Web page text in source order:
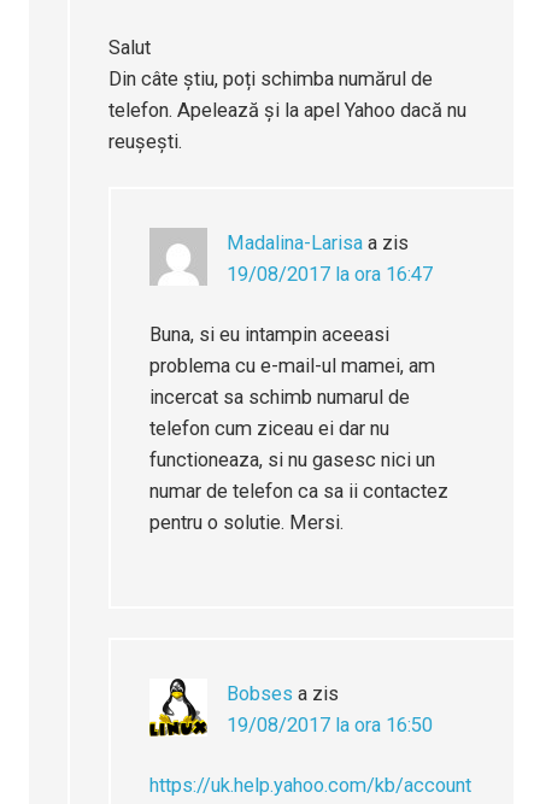
Salut
Din câte știu, poți schimba numărul de
telefon. Apelează și la apel Yahoo dacă nu
reușești.
Madalina-Larisa a zis
19/08/2017 la ora 16:47
Buna, si eu intampin aceeasi
problema cu e-mail-ul mamei, am
incercat sa schimb numarul de
telefon cum ziceau ei dar nu
functioneaza, si nu gasesc nici un
numar de telefon ca sa ii contactez
pentru o solutie. Mersi.
Bobses a zis
19/08/2017 la ora 16:50
https://uk.help.yahoo.com/kb/account